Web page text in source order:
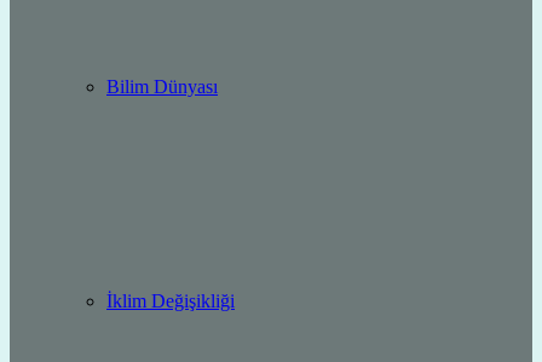
Bilim Dünyası
İklim Değişikliği